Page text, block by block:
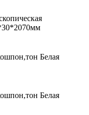
Белая
Белая